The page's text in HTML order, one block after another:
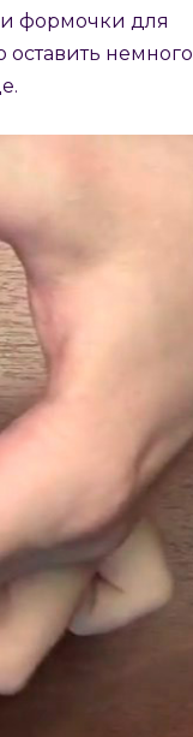
формочки для
оставить немного